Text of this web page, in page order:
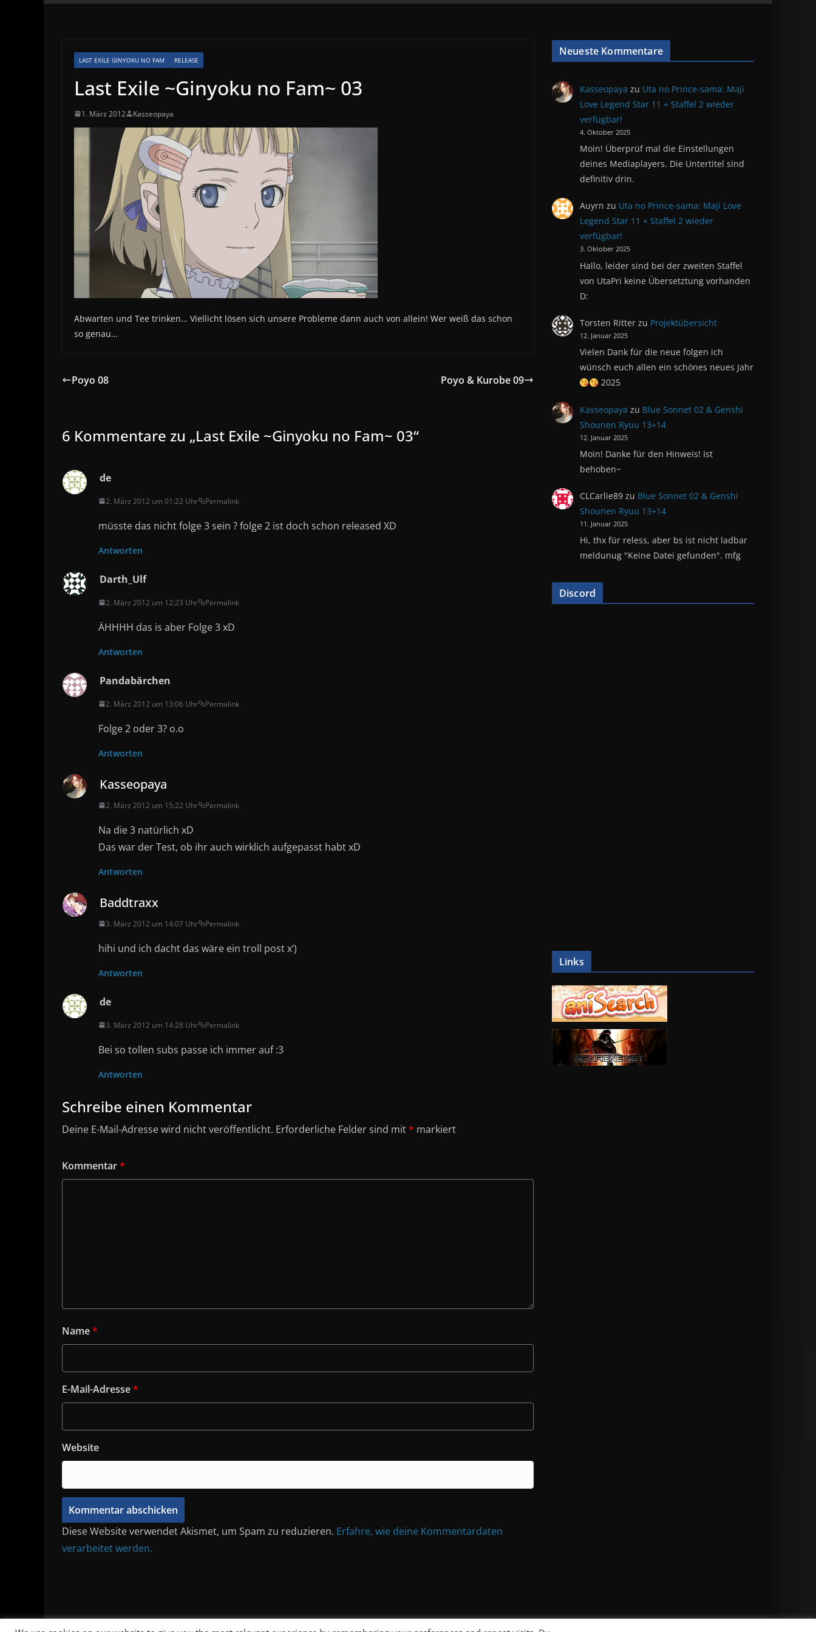
LAST EXILE GINYOKU NO FAM RELEASE
Last Exile ~Ginyoku no Fam~ 03
1. März 2012 Kasseopaya
Abwarten und Tee trinken… Viellicht lösen sich unsere Probleme dann auch von allein! Wer weiß das schon
so genau…
Poyo 08 Poyo & Kurobe 09
6 Kommentare zu „Last Exile ~Ginyoku no Fam~ 03“
de
2. März 2012 um 01:22 Uhr Permalink
müsste das nicht folge 3 sein ? folge 2 ist doch schon released XD
Antworten
Darth_Ulf
2. März 2012 um 12:23 Uhr Permalink
ÄHHHH das is aber Folge 3 xD
Antworten
Pandabärchen
2. März 2012 um 13:06 Uhr Permalink
Folge 2 oder 3? o.o
Antworten
Kasseopaya
2. März 2012 um 15:22 Uhr Permalink
Na die 3 natürlich xD
Das war der Test, ob ihr auch wirklich aufgepasst habt xD
Antworten
Baddtraxx
3. März 2012 um 14:07 Uhr Permalink
hihi und ich dacht das wäre ein troll post x‘)
Antworten
de
3. März 2012 um 14:28 Uhr Permalink
Bei so tollen subs passe ich immer auf :3
Antworten
Schreibe einen Kommentar
Deine E-Mail-Adresse wird nicht veröffentlicht. Erforderliche Felder sind mit* markiert
Kommentar*
Name*
E-Mail-Adresse*
Website
Diese Website verwendet Akismet, um Spam zu reduzieren. Erfahre, wie deine Kommentardaten
verarbeitet werden.
Neueste Kommentare
Kasseopaya zu Uta no Prince-sama: Maji
Love Legend Star 11 + Staffel 2 wieder
verfügbar!
4. Oktober 2025
Moin! Überprüf mal die Einstellungen
deines Mediaplayers. Die Untertitel sind
definitiv drin.
Auyrn zu Uta no Prince-sama: Maji Love
Legend Star 11 + Staffel 2 wieder
verfügbar!
3. Oktober 2025
Hallo, leider sind bei der zweiten Staffel
von UtaPri keine Übersetztung vorhanden
D:
Torsten Ritterzu Projektübersicht
12. Januar 2025
Vielen Dank für die neue folgen ich
wünsch euch allen ein schönes neues Jahr
2025
Kasseopaya zu Blue Sonnet 02 & Genshi
Shounen Ryuu 13+14
12. Januar 2025
Moin! Danke für den Hinweis! Ist
behoben~
CLCarlie89zu Blue Sonnet 02 & Genshi
Shounen Ryuu 13+14
11. Januar 2025
Hi, thx für reless, aber bs ist nicht ladbar
meldunug "Keine Datei gefunden". mfg
Discord
Links